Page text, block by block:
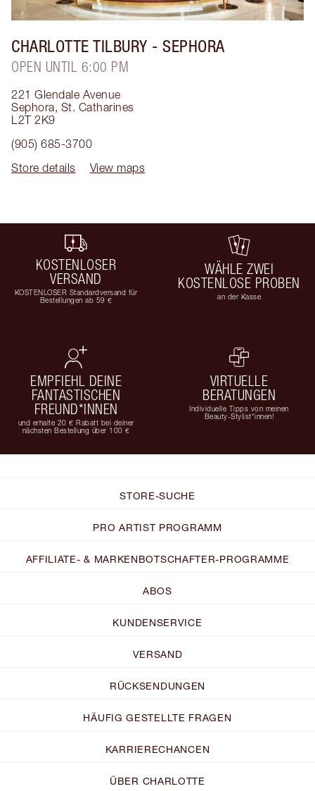
CHARLOTTE TILBURY - SEPHORA
OPEN UNTIL 6:00 PM
221 Glendale Avenue
Sephora, St. Catharines
L2T 2K9
(905) 685-3700
Store details
View maps
KOSTENLOSER
VERSAND
KOSTENLOSER Standardversand für
Bestellungen ab 59 €
WÄHLE ZWEI
KOSTENLOSE PROBEN
an der Kasse
EMPFIEHL DEINE
FANTASTISCHEN
FREUND*INNEN
und erhalte 20 € Rabatt bei deiner
nächsten Bestellung über 100 €
VIRTUELLE
BERATUNGEN
Individuelle Tipps von meinen
Beauty-Stylist*innen!
STORE-SUCHE
PRO ARTIST PROGRAMM
AFFILIATE- & MARKENBOTSCHAFTER-PROGRAMME
ABOS
KUNDENSERVICE
VERSAND
RÜCKSENDUNGEN
HÄUFIG GESTELLTE FRAGEN
KARRIERECHANCEN
ÜBER CHARLOTTE